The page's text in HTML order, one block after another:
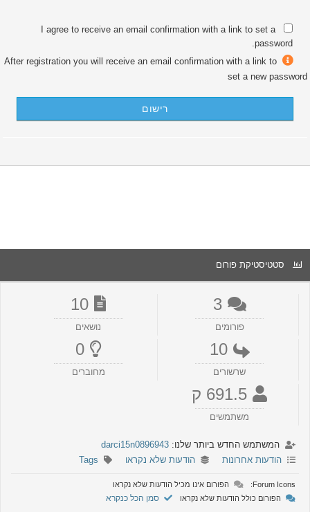
I agree to receive an email confirmation with a link to set a
password.
After registration you will receive an email confirmation with a link to
set a new password
סטטיסטיקת פורום
3
פורומים
10
נושאים
10
שרשורים
0
מחוברים
691.5 ק
משתמשים
המשתמש החדש ביותר שלנו: darci15n0896943
הודעות אחרונות
הודעות שלא נקראו Tags
Forum Icons:
הפורום אינו מכיל הודעות שלא נקראו
הפורום כולל הודעות שלא נקראו
סמן הכל כנקרא